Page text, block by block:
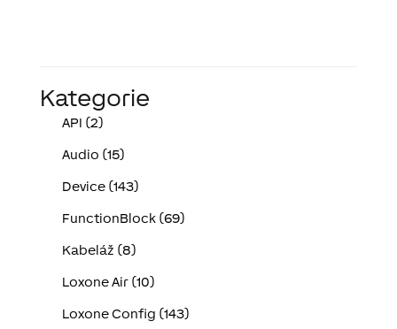
Kategorie
API (2)
Audio (15)
Device (143)
FunctionBlock (69)
Kabeláž (8)
Loxone Air (10)
Loxone Config (143)